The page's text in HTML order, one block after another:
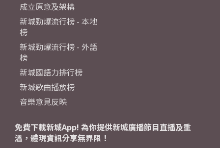
成立原意及架構
新城勁爆流行榜 - 本地
榜
新城勁爆流行榜 - 外語
榜
新城國語力排行榜
新城歌曲播放榜
音樂意見反映
免費下載新城App! 為你提供新城廣播節目直播及重
溫，體現資訊分享無界限！